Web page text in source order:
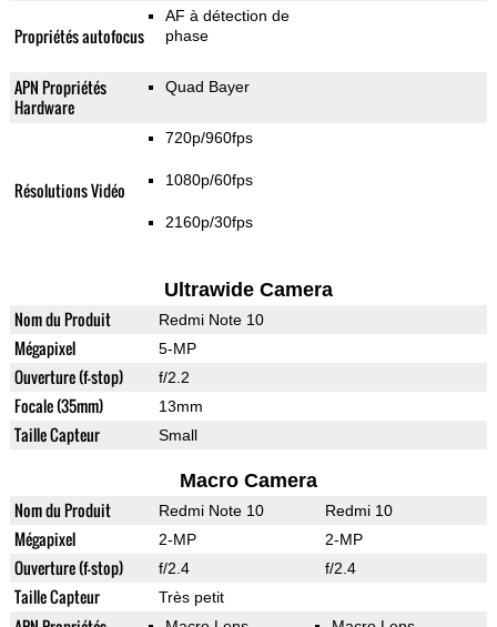
Propriétés autofocus
AF à détection de
phase
APN Propriétés
Hardware
Quad Bayer
Résolutions Vidéo
720p/960fps
1080p/60fps
2160p/30fps
Ultrawide Camera
Nom du Produit Redmi Note 10
Mégapixel 5-MP
Ouverture (f-stop) f/2.2
Focale (35mm) 13mm
Taille Capteur Small
Macro Camera
Nom du Produit Redmi Note 10 Redmi 10
Mégapixel 2-MP 2-MP
Ouverture (f-stop) f/2.4 f/2.4
Taille Capteur Très petit